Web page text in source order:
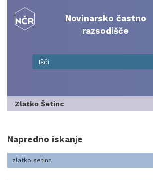
content
Novinarsko častno
razsodišče
Zlatko Šetinc
Napredno iskanje